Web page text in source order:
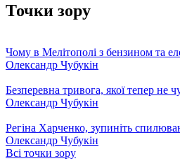
Точки зору
Чому в Мелітополі з бензином та
Олександр Чубукін
Безперевна тривога, якої тепер не
Олександр Чубукін
Регіна Харченко, зупиніть
Олександр Чубукін
Всі точки зору